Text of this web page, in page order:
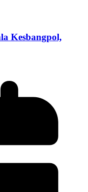
Kesbangpol,